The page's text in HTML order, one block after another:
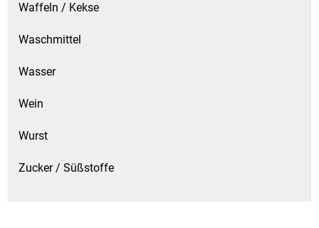
Waffeln / Kekse
Waschmittel
Wasser
Wein
Wurst
Zucker / Süßstoffe